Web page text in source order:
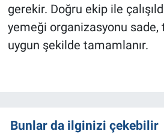
gerekir. Doğru ekip ile
yemeği organizasyonu sade,
uygun şekilde tamamlanır.
Bunlar da ilginizi çekebilir